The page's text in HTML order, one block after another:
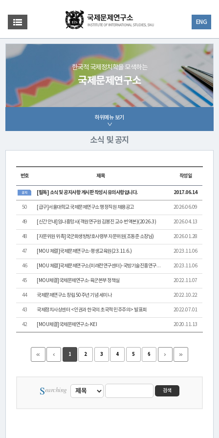
ENG
한국적 국제정치학을 모색하는
국제문제연구소
하위메뉴 보기
소식 및 공지
번호 제목 작성일
[필독] 소식 및 공지사항 게시판 작성시 유의사항입니다. 2017.06.14
50 [급구]서울대학교 국제문제연구소 행정직원 채용공고 2026.06.09
49 [신간 안내]임나흥망사(객원연구원 김봉진 교수 번역본)(2026.3) 2026.04.13
48 [자문위원 위촉]국군화생방방호사령부 자문위원(조동준 소장님) 2026.01.28
47 [MOU 체결]국제문제연구소-평생교육원(23.11.6.) 2023.11.06
46 [MOU 체결]국제문제연구소(미래전연구센터)-국방기술진흥연구소(23.8.31.) 2023.11.06
45 [MOU체결]국제문제연구소-육군본부 정책실 2022.11.07
44 국제문제연구소 창립 50주년 기념 세미나 2022.10.22
43 국제정치사상센터 <인권과 한국의 초국적 민주주의> 발표회 2022.07.01
42 [MOU체결]국제문제연구소-KEI 2020.11.13
« ‹ 1 2 3 4 5 6 › »
Searching 검색
소
개